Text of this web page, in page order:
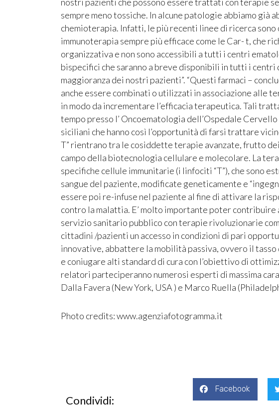
sempre meno tossiche. In alcune patologie abbiamo già
chemioterapia. Infatti, le più recenti linee di ricerca
immunoterapia sempre più efficace come le Car- t, che
organizzativa e non sono accessibili a tutti i centri
bispecifici che saranno a breve disponibili in tutti i
maggioranza dei nostri pazienti”. “Questi farmaci –
anche essere combinati o utilizzati in associazione alle
in modo da incrementare l’efficacia terapeutica. Tali
tempo presso l’ Oncoematologia dell’Ospedale
siciliani che hanno così l’opportunità di farsi trattare
T” rientrano tra le cosiddette terapie avanzate, frutto
campo della biotecnologia cellulare e molecolare. La
specifiche cellule immunitarie (i linfociti “T”), che sono
sangue del paziente, modificate geneticamente e
essere poi re-infuse nel paziente al fine di attivare la
contro la malattia. E’ molto importante poter contribuire
servizio sanitario pubblico con terapie rivoluzionarie
cittadini /pazienti un accesso in condizioni di pari
innovative, abbattere la mobilità passiva, ovvero il
e coniugare alti standard di cura con l’obiettivo di
relatori parteciperanno numerosi esperti di massima
Dalla Favera (New York, USA ) e Marco Ruella
Photo credits: www.agenziafotogramma.it
Condividi:
Facebook